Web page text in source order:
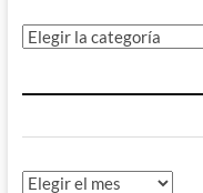
Categorías
Archivos